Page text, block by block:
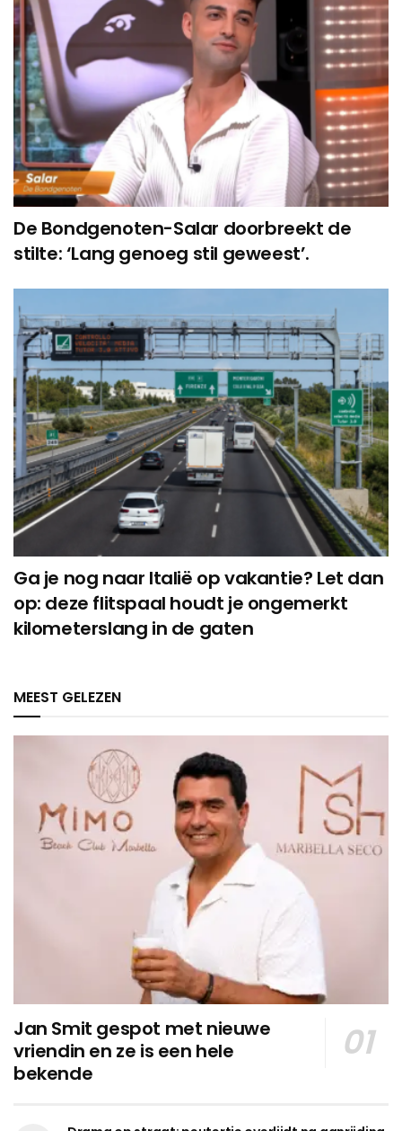
De Bondgenoten-Salar doorbreekt de
stilte: ‘Lang genoeg stil geweest’.
Ga je nog naar Italië op vakantie? Let dan
op: deze flitspaal houdt je ongemerkt
kilometerslang in de gaten
MEEST GELEZEN
Jan Smit gespot met nieuwe
vriendin en ze is een hele
bekende